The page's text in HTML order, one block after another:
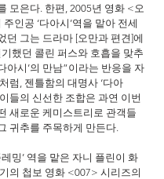
모은다. 한편, 2005년 영화 <오
인공 ‘다아시’역을 맡아 전세
던 그는 드라마 [오만과 편견]에
기했던 콜린 퍼스와 호흡을 맞추
아시’의 만남”이라는 반응을 자
럼, 젠틀함의 대명사 ‘다아
들의 신선한 조합은 과연 이번
새로운 케미스트리로 관객들
귀추를 주목하게 만든다.
밍’ 역을 맡은 자니 플린이 화
의 첩보 영화 <007> 시리즈의